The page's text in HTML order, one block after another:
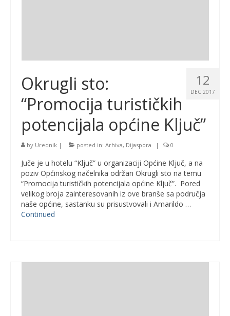
12
DEC 2017
Okrugli sto:
“Promocija turističkih
potencijala općine Ključ”
by Urednik | posted in: Arhiva, Dijaspora | 0
Juče je u hotelu “Ključ” u organizaciji Općine Ključ, a na
poziv Općinskog načelnika održan Okrugli sto na temu
“Promocija turističkih potencijala općine Ključ”. Pored
velikog broja zainteresovanih iz ove branše sa područja
naše općine, sastanku su prisustvovali i Amarildo …
Continued